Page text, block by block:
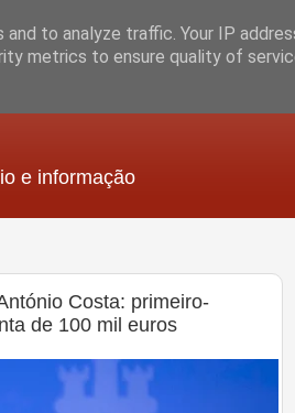
e informação
Costa: primeiro-
de 100 mil euros
to analyze traffic. Your IP
metrics to ensure quality of